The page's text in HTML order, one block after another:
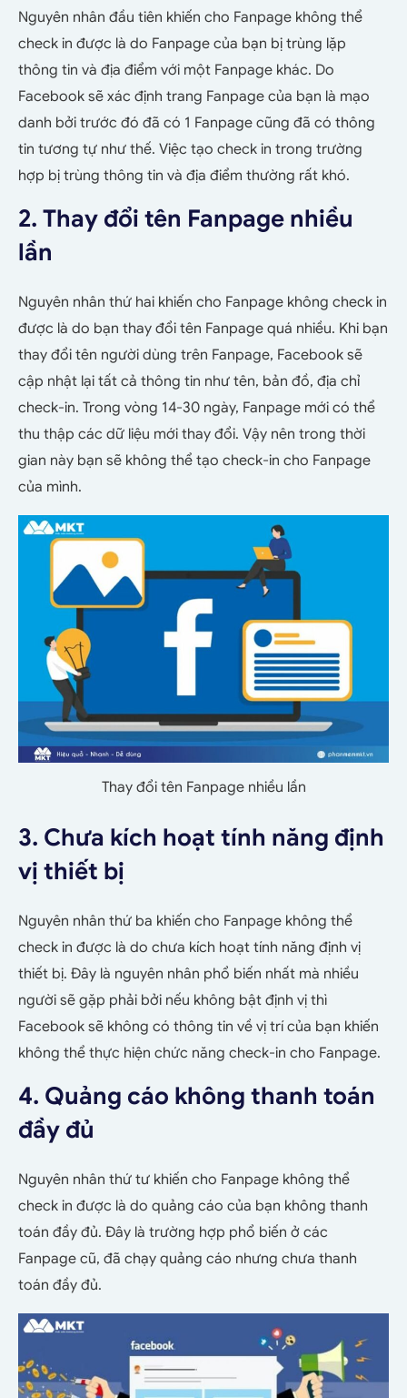
Nguyên nhân đầu tiên khiến cho Fanpage không thể
check in được là do Fanpage của bạn bị trùng lặp
thông tin và địa điểm với một Fanpage khác. Do
Facebook sẽ xác định trang Fanpage của bạn là mạo
danh bởi trước đó đã có 1 Fanpage cũng đã có thông
tin tương tự như thế. Việc tạo check in trong trường
hợp bị trùng thông tin và địa điểm thường rất khó.
2. Thay đổi tên Fanpage nhiều
lần
Nguyên nhân thứ hai khiến cho Fanpage không check in
được là do bạn thay đổi tên Fanpage quá nhiều. Khi bạn
thay đổi tên người dùng trên Fanpage, Facebook sẽ
cập nhật lại tất cả thông tin như tên, bản đồ, địa chỉ
check-in. Trong vòng 14-30 ngày, Fanpage mới có thể
thu thập các dữ liệu mới thay đổi. Vậy nên trong thời
gian này bạn sẽ không thể tạo check-in cho Fanpage
của mình.
Thay đổi tên Fanpage nhiều lần
3. Chưa kích hoạt tính năng định
vị thiết bị
Nguyên nhân thứ ba khiến cho Fanpage không thể
check in được là do chưa kích hoạt tính năng định vị
thiết bị. Đây là nguyên nhân phổ biến nhất mà nhiều
người sẽ gặp phải bởi nếu không bật định vị thì
Facebook sẽ không có thông tin về vị trí của bạn khiến
không thể thực hiện chức năng check-in cho Fanpage.
4. Quảng cáo không thanh toán
đầy đủ
Nguyên nhân thứ tư khiến cho Fanpage không thể
check in được là do quảng cáo của bạn không thanh
toán đầy đủ. Đây là trường hợp phổ biến ở các
Fanpage cũ, đã chạy quảng cáo nhưng chưa thanh
toán đầy đủ.